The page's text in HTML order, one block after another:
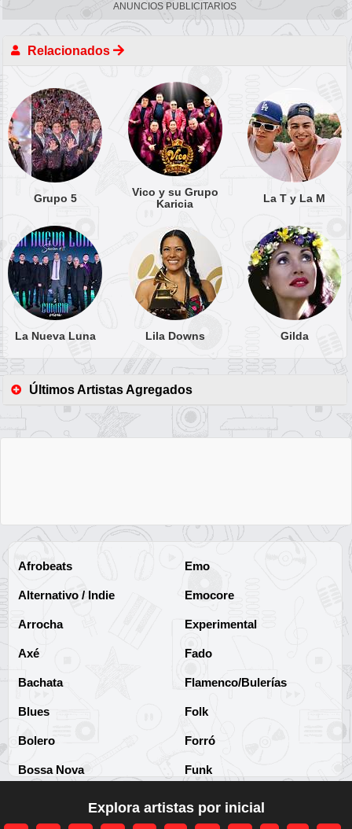
ANUNCIOS PUBLICITARIOS
Relacionados
Grupo 5
Vico y su Grupo
Karicia
La T y La M
La Nueva Luna Lila Downs Gilda
Últimos Artistas Agregados
Afrobeats
Alternativo / Indie
Arrocha
Axé
Bachata
Blues
Bolero
Bossa Nova
Emo
Emocore
Experimental
Fado
Flamenco/Bulerías
Folk
Forró
Funk
Explora artistas por inicial